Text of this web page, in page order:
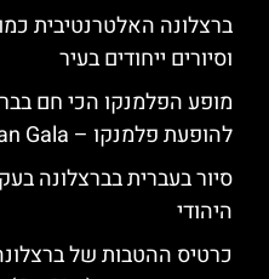
ברצלונה האלטרנטיבית
וסיורים ייחודים בעיר
מופע הפלמנקו הכי חם
להופעת פלמנקו – Gran Gala
סיור בעברית בברצלונה
היהודי
כרטיס ההטבות של